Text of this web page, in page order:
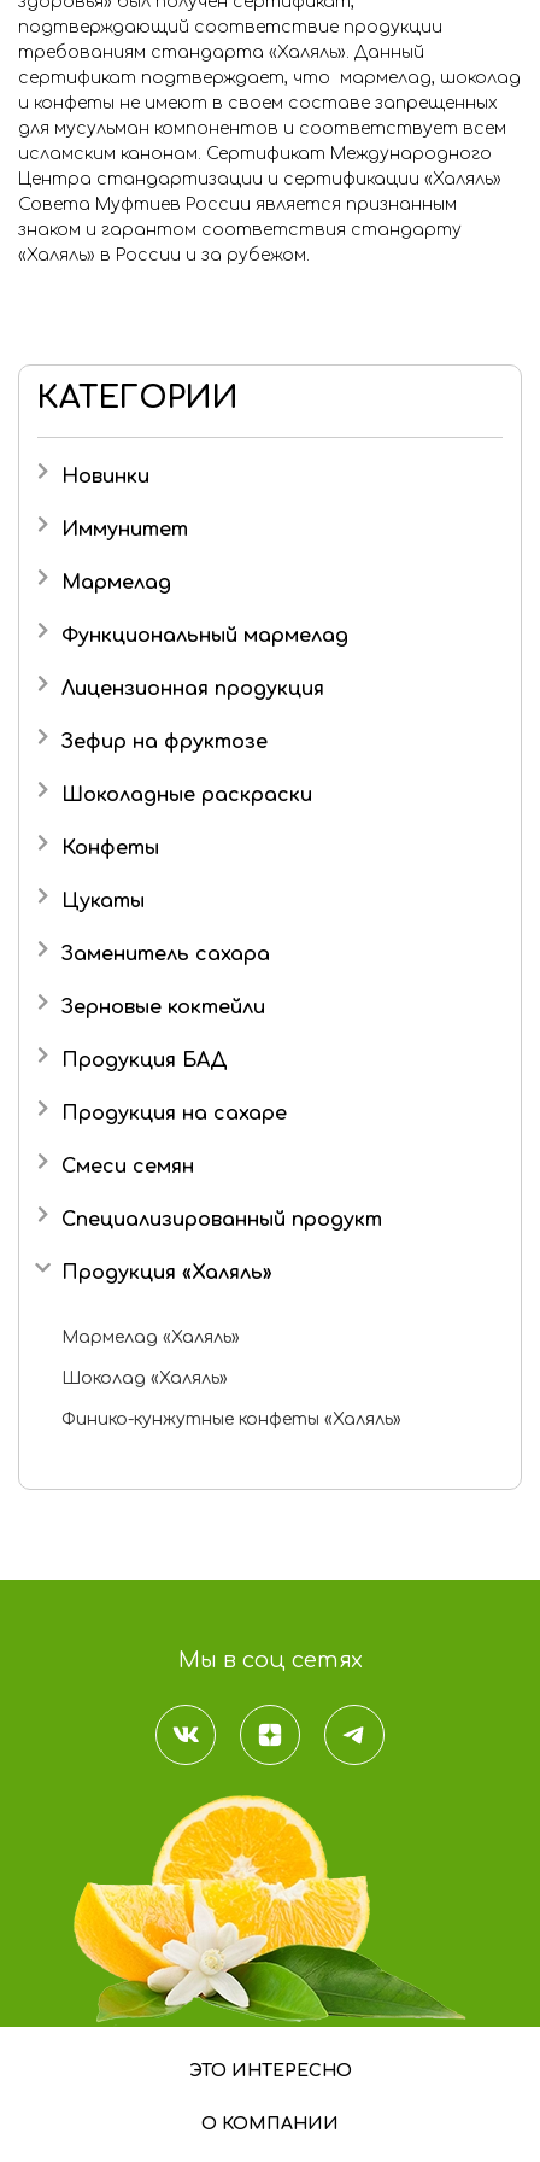
Город
Москва
Личный
кабинет
0
КАТЕГОРИИ
Новинки
Иммунитет
Мармелад
Детский мармелад
Мармелад в шоколаде
Функциональный мармелад
Лицензионная продукция
Три кота
Зефир на фруктозе
Шоколадные раскраски
Конфеты
Подарочные наборы
Цукаты
Имбирь в сахаре
Заменитель сахара
Зерновые коктейли
Продукция БАД
Продукция на сахаре
Драже
Шоколадные конфеты
Смеси семян
Специализированный продукт
Продукция «Халяль»
Мармелад «Халяль»
Шоколад «Халяль»
Финико-кунжутные конфеты «Халяль»
подтверждающий соответствие продукции
требованиям стандарта «Халяль». Данный
сертификат подтверждает, что мармелад, шоколад
и конфеты не имеют в своем составе запрещенных
для мусульман компонентов и соответствует всем
исламским канонам. Сертификат Международного
Центра стандартизации и сертификации «Халяль»
Совета Муфтиев России является признанным
знаком и гарантом соответствия стандарту
«Халяль» в России и за рубежом.
Мы в соц сетях
ЭТО ИНТЕРЕСНО
О КОМПАНИИ